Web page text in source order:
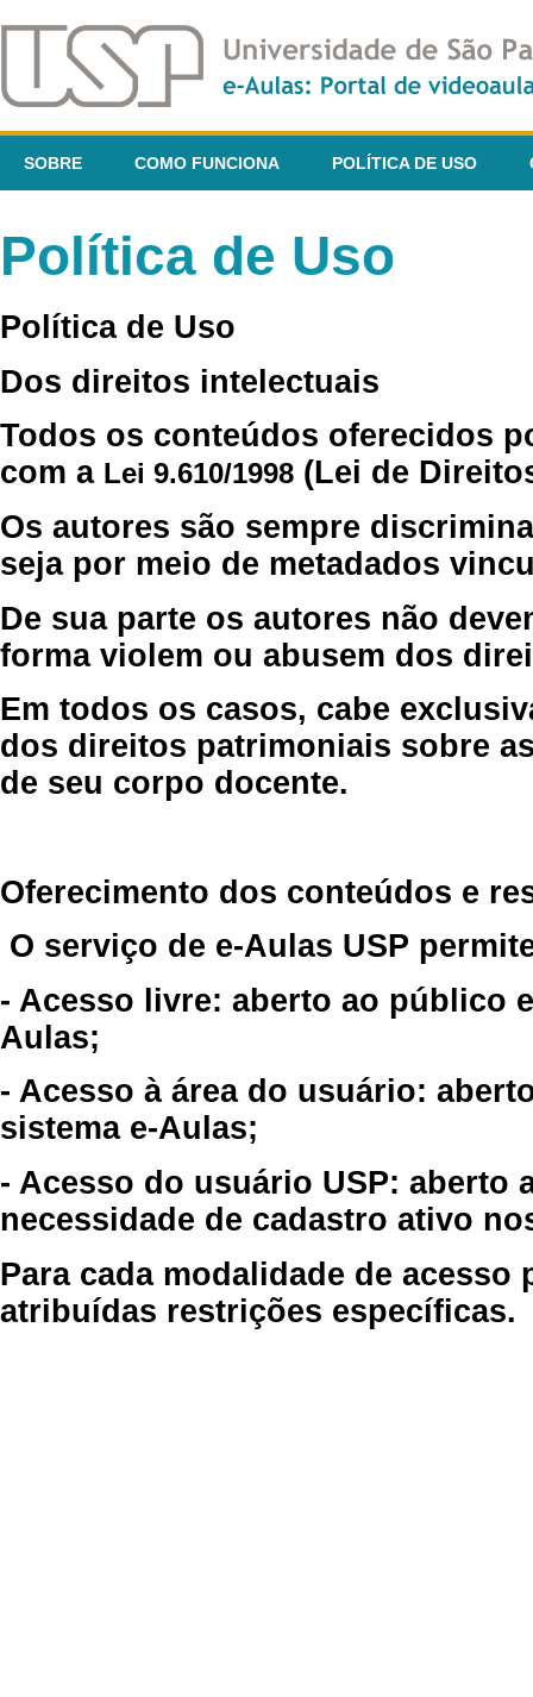
SOBRE COMO FUNCIONA POLÍTICA DE USO
Política de Uso
Política de Uso
Dos direitos intelectuais
Todos os conteúdos oferecidos
com a Lei 9.610/1998 (Lei de
Os autores são sempre
seja por meio de metadados
De sua parte os autores não
forma violem ou abusem dos
Em todos os casos, cabe
dos direitos patrimoniais sobre
de seu corpo docente.
Oferecimento dos conteúdos e
O serviço de e-Aulas USP
- Acesso livre: aberto ao público
Aulas;
- Acesso à área do usuário:
sistema e-Aulas;
- Acesso do usuário USP: aberto
necessidade de cadastro ativo
Para cada modalidade de
atribuídas restrições específicas.